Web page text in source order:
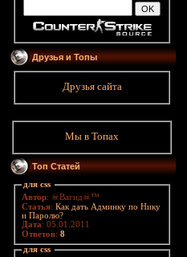
Друзья и Топы
Друзья сайта
Мы в Топах
Топ Статей
для css
Автор: ☠Вагид☠™
Статья: Как дать Админку по Нику
и Паролю?
Дата: 05.01.2011
Ответов: 8
для css